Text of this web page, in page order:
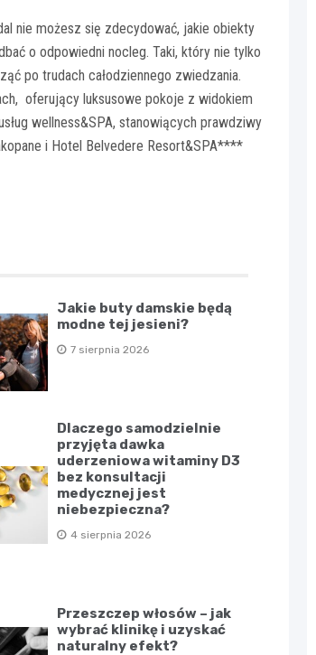
nie możesz się zdecydować, jakie obiekty
o odpowiedni nocleg. Taki, który nie tylko
po trudach całodziennego zwiedzania.
oferujący luksusowe pokoje z widokiem
wellness&SPA, stanowiących prawdziwy
i Hotel Belvedere Resort&SPA****
Jakie buty damskie będą
modne tej jesieni?
7 sierpnia 2026
Dlaczego samodzielnie
przyjęta dawka
uderzeniowa witaminy D3
bez konsultacji
medycznej jest
niebezpieczna?
4 sierpnia 2026
Przeszczep włosów – jak
wybrać klinikę i uzyskać
naturalny efekt?